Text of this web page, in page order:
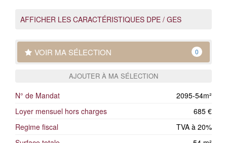
AFFICHER LES CARACTÉRISTIQUES DPE / GES
VOIR MA SÉLECTION 0
AJOUTER À MA SÉLECTION
N° de Mandat
2095-54m²
Loyer mensuel hors charges
685 €
Regime fiscal
TVA à 20%